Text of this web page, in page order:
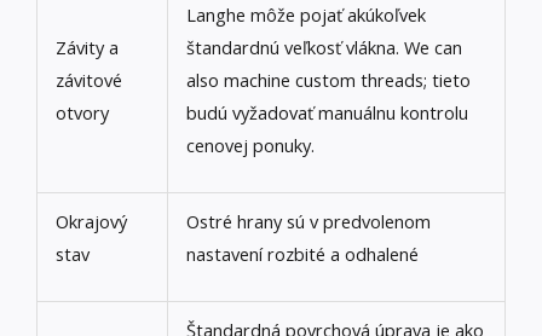
Závity a
závitové
otvory
Langhe môže pojať akúkoľvek
štandardnú veľkosť vlákna. We can
also machine custom threads; tieto
budú vyžadovať manuálnu kontrolu
cenovej ponuky.
Okrajový
stav
Ostré hrany sú v predvolenom
nastavení rozbité a odhalené
Štandardná povrchová úprava je ako